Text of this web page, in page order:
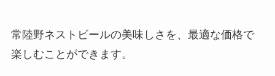
常陸野ネストビールの美味しさを、最適な価格で
楽しむことができます。